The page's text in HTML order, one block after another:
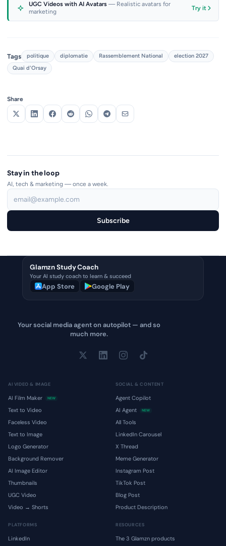
UGC Videos with AI Avatars — Realistic avatars for
marketing
Try it
Tags politique diplomatie Rassemblement National
election 2027
Quai d'Orsay
Share
Stay in the loop
AI, tech & marketing — once a week.
Subscribe
Glamzn Study Coach
Your AI study coach to learn & succeed
App Store Google Play
Your social media agent on autopilot — and so
much more.
AI VIDEO & IMAGE
AI Film Maker NEW
Text to Video
Faceless Video
Text to Image
Logo Generator
Background Remover
AI Image Editor
Thumbnails
UGC Video
Video → Shorts
SOCIAL & CONTENT
Agent Copilot
AI Agent
NEW
All Tools
LinkedIn Carousel
X Thread
Meme Generator
Instagram Post
TikTok Post
Blog Post
Product Description
PLATFORMS
LinkedIn
RESOURCES
The 3 Glamzn products